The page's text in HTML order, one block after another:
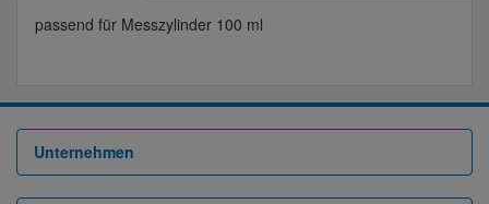
passend für Messzylinder 100 ml
Unternehmen